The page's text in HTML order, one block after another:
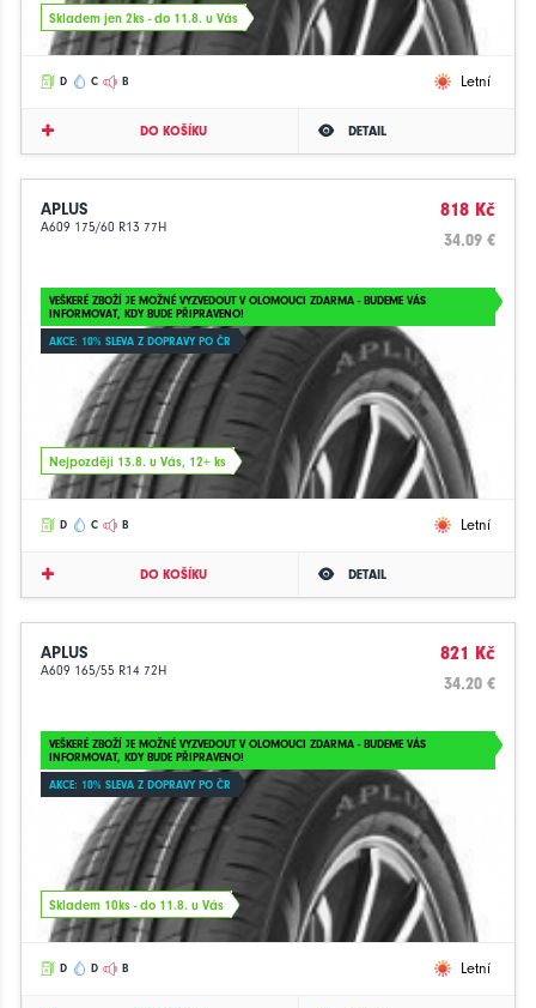
Skladem jen 2ks - do 11.8. u Vás
D C B Letní
DO KOŠÍKU DETAIL
APLUS
A609 175/60 R13 77H
818 Kč
34.09 €
VEŠKERÉ ZBOŽÍ JE MOŽNÉ VYZVEDOUT V OLOMOUCI ZDARMA - BUDEME VÁS
INFORMOVAT, KDY BUDE PŘIPRAVENO!
AKCE: 10% SLEVA Z DOPRAVY PO ČR
Nejpozději 13.8. u Vás, 12+ ks
D C B Letní
DO KOŠÍKU DETAIL
APLUS
A609 165/55 R14 72H
821 Kč
34.20 €
VEŠKERÉ ZBOŽÍ JE MOŽNÉ VYZVEDOUT V OLOMOUCI ZDARMA - BUDEME VÁS
INFORMOVAT, KDY BUDE PŘIPRAVENO!
AKCE: 10% SLEVA Z DOPRAVY PO ČR
Skladem 10ks - do 11.8. u Vás
D D B Letní